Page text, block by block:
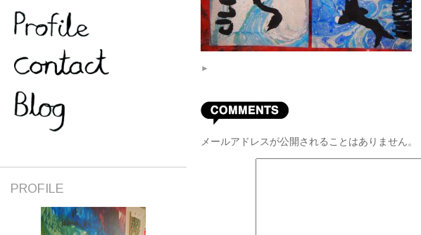
►
メールアドレスが公開されることはありません。
PROFILE